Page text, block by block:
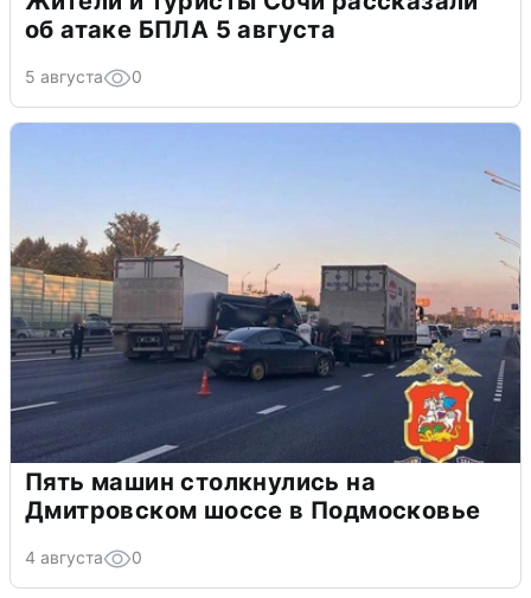
об атаке БПЛА 5 августа
5 августа 0
Пять машин столкнулись на
Дмитровском шоссе в Подмосковье
4 августа 0